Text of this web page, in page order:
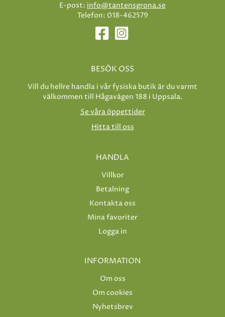
E-post: info@tantensgrona.se
Telefon: 018-462579
BESÖK OSS
Vill du hellre handla i vår fysiska butik är du varmt
välkommen till Hågavägen 188 i Uppsala.
Se våra öppettider
Hitta till oss
HANDLA
Villkor
Betalning
Kontakta oss
Mina favoriter
Logga in
INFORMATION
Om oss
Om cookies
Nyhetsbrev